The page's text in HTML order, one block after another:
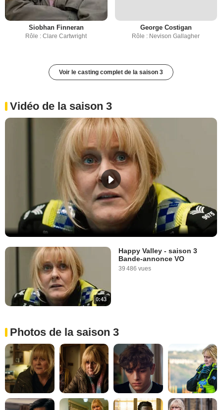
Siobhan Finneran
Rôle : Clare Cartwright
George Costigan
Rôle : Nevison Gallagher
Voir le casting complet de la saison 3
Vidéo de la saison 3
0:43
Happy Valley - saison 3
Bande-annonce VO
39 486 vues
Photos de la saison 3